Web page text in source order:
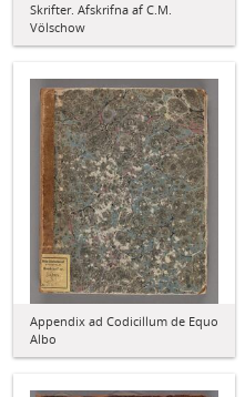
Skrifter. Afskrifna af C.M.
Völschow
Appendix ad Codicillum de Equo
Albo